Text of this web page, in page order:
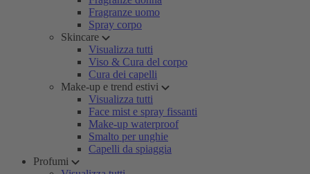
Fragranze uomo
Spray corpo
Skincare
Visualizza tutti
Viso & Cura del corpo
Cura dei capelli
Make-up e trend estivi
Visualizza tutti
Face mist e spray fissanti
Make-up waterproof
Smalto per unghie
Capelli da spiaggia
Profumi